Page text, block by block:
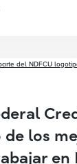
los
en